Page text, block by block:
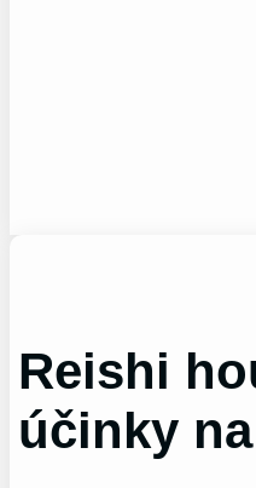
Reishi
účinky